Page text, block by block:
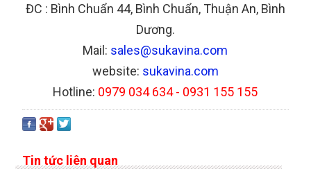
ĐC : Bình Chuẩn 44, Bình Chuẩn, Thuận An, Bình
Dương.
Mail: sales@sukavina.com
website: sukavina.com
Hotline: 0979 034 634 - 0931 155 155
Tin tức liên quan